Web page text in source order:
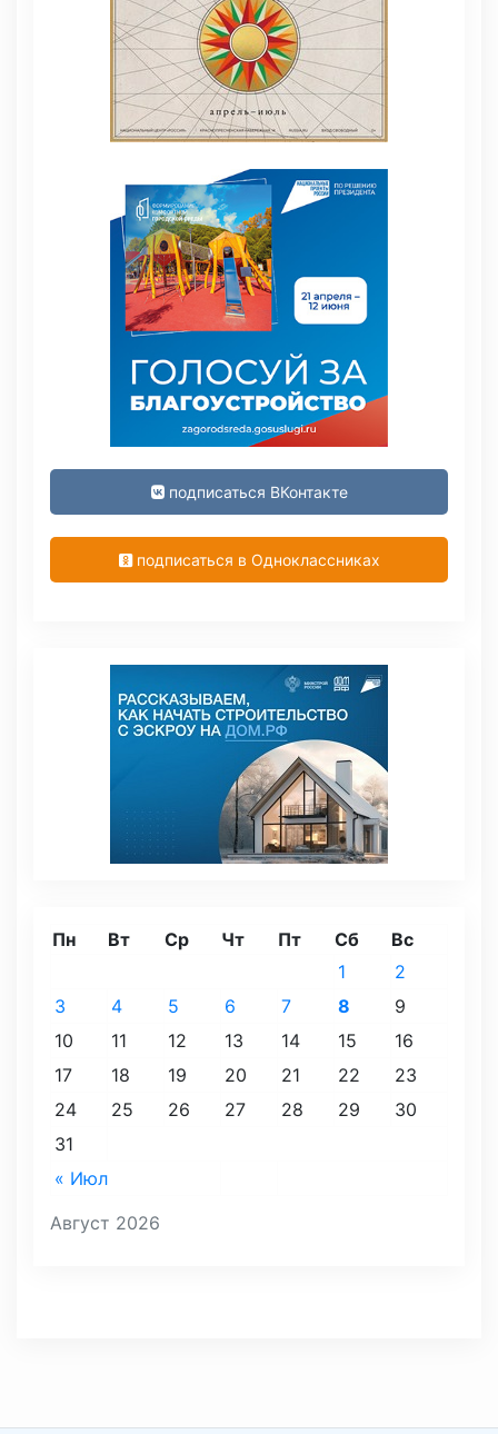
подписаться ВКонтакте
подписаться в Одноклассниках
Август 2026
Пн Вт Ср Чт Пт Сб Вс
« Июл
1
2
3
4 5 6 7 8
9
10
11 12 13 14 15
16
17
18 19 20 21 22
23
24
25 26 27 28 29
30
31